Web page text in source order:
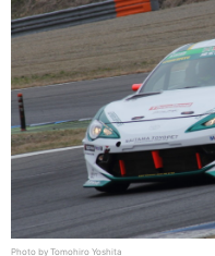
Photo by Tomohiro Yoshita